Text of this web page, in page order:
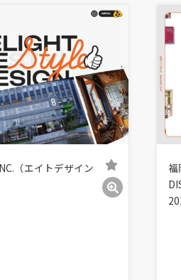
（エイトデザイン
福